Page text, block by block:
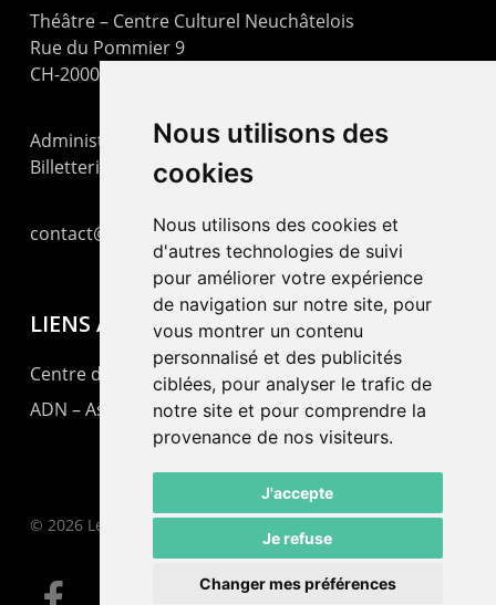
Nous utilisons des
cookies
Nous utilisons des cookies et
d'autres technologies de suivi
pour améliorer votre expérience
de navigation sur notre site, pour
vous montrer un contenu
personnalisé et des publicités
ciblées, pour analyser le trafic de
notre site et pour comprendre la
provenance de nos visiteurs.
J'accepte
Je refuse
Changer mes préférences
Théâtre – Centre Culturel Neuchâtelois
Rue du Pommier 9
CH-2000 Neuchâtel
Administration : +41 32 725 03 03
Billetterie : +41 32 725 05 05
contact@lepommier.ch
LIENS AMIS
Centre de culture ABC
ADN – Association Danse Neuchâtel
© 2026 Le Pommier.
facebook email